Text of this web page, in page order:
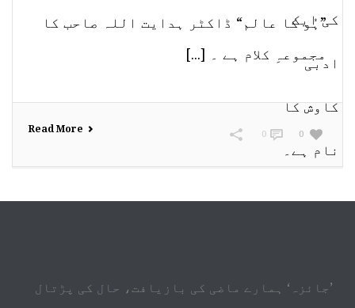
”ہُو کا عالم“ ڈاکٹر ہدایت اللہ صاحب کا
مجموعہِ کلام ہے ۔ [...]
Read More 0
0
’جائزہ‘ ہمارے ماضی کی بازیافت، حال کی پڑتال